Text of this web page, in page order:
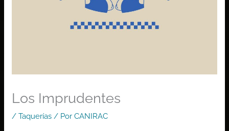
Los Imprudentes
/Taquerías / PorCANIRAC